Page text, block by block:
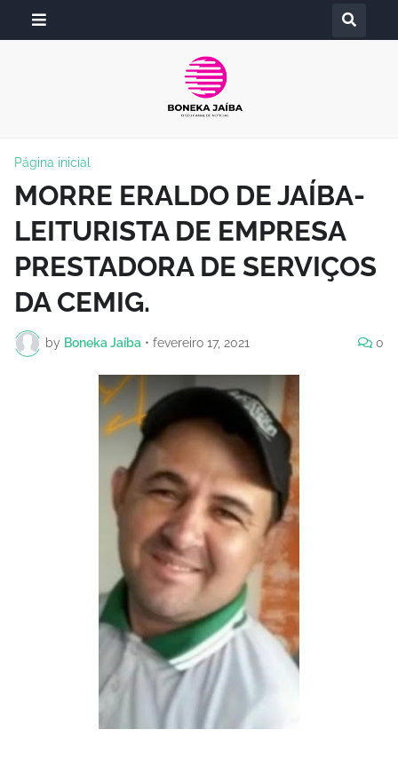
Página inicial
MORRE ERALDO DE JAÍBA-
LEITURISTA DE EMPRESA
PRESTADORA DE SERVIÇOS
DA CEMIG.
by Boneka Jaíba • fevereiro 17, 2021 0